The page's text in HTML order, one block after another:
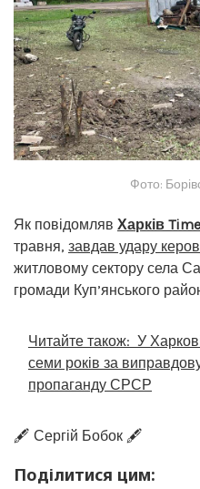
Фото:
Як повідомляв Харків
травня, завдав удару
житловому сектору села
громади Куп’янського
Читайте також: У
семи років за
пропаганду СРСР
🖋️ Сергій Бобок 🖋️
Поділитися цим: